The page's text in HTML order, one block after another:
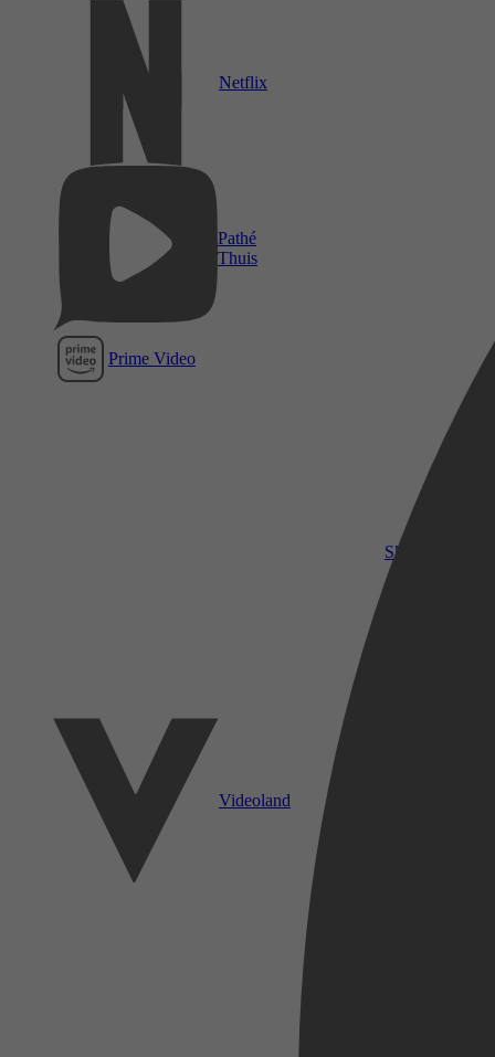
Netflix
Pathé
Thuis
Prime Video
SkyShowtime
Videoland